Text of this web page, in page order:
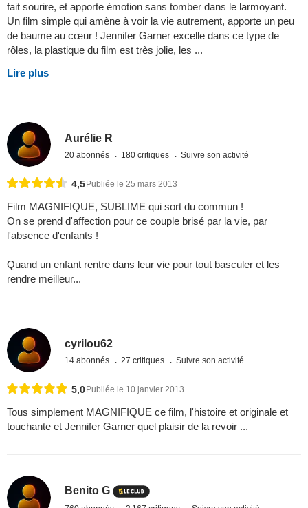
fait sourire, et apporte émotion sans tomber dans le larmoyant.
Un film simple qui amène à voir la vie autrement, apporte un peu
de baume au cœur ! Jennifer Garner excelle dans ce type de
rôles, la plastique du film est très jolie, les ...
Lire plus
Aurélie R
20 abonnés 180 critiques Suivre son activité
4,5Publiée le 25 mars 2013
Film MAGNIFIQUE, SUBLIME qui sort du commun !
On se prend d'affection pour ce couple brisé par la vie, par
l'absence d'enfants !
Quand un enfant rentre dans leur vie pour tout basculer et les
rendre meilleur...
cyrilou62
14 abonnés 27 critiques Suivre son activité
5,0Publiée le 10 janvier 2013
Tous simplement MAGNIFIQUE ce film, l'histoire et originale et
touchante et Jennifer Garner quel plaisir de la revoir ...
Benito G